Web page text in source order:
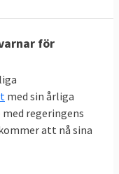
minska
34
finns
för
med sin årliga
regeringens
att nå sina